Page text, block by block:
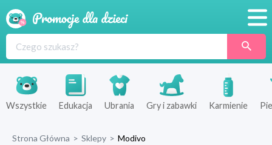
Produkty
Sklepy
Wszystkie Edukacja Ubrania Gry i zabawki Karmienie
Strona Główna > Sklepy > Modivo